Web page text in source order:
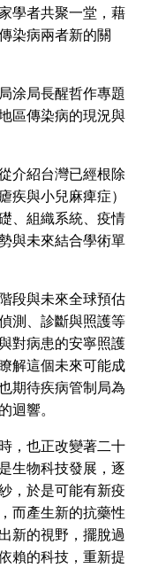
學者共聚一堂，藉
染病兩者新的關
涂局長醒哲作專題
區傳染病的現況與
介紹台灣已經根除
疾與小兒麻痺症）
、組織系統、疫情
與未來結合學術單
段與未來全球預估
測、診斷與照護等
對病患的安寧照護
解這個未來可能成
期待疾病管制局為
迴響。
，也正改變著二十
生物科技發展，逐
，於是可能有新疫
而產生新的抗藥性
新的視野，擺脫過
賴的科技，重新提